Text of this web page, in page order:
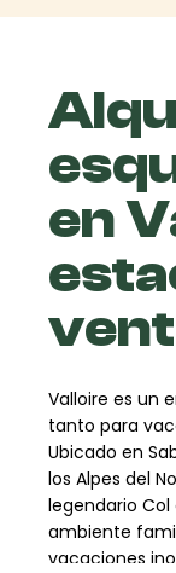
en
Valloire es un
tanto para
Ubicado en
los Alpes del
legendario Col
ambiente
vacaciones